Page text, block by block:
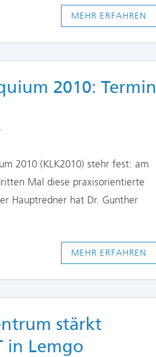
MEHR ERFAHREN
2010: Termin
2010 (KLK2010) stehr fest: am
Mal diese praxisorientierte
Hauptredner hat Dr. Gunther
MEHR ERFAHREN
stärkt
in Lemgo